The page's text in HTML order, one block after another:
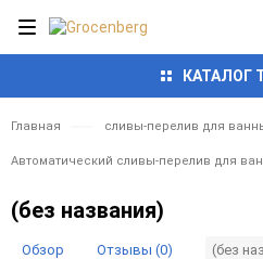
КАТАЛОГ
Главная сливы-перелив для
Автоматический сливы-перелив для
(без названия)
Обзор Отзывы (0) (без